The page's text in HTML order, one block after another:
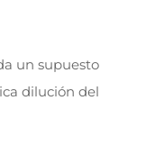
un supuesto
dilución del